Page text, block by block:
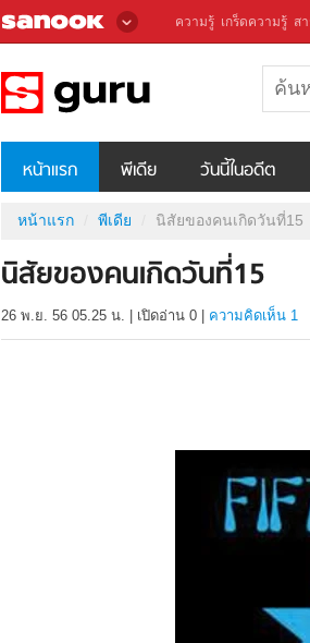
ความรู้ เกร็ดความรู้ ส
หน้าแรก พีเดีย วันนี้ในอดีต
หน้าแรก พีเดีย นิสัยของคนเกิดวันที่15
นิสัยของคนเกิดวันที่15
26 พ.ย. 56 05.25 น. เปิดอ่าน 0 ความคิดเห็น 1